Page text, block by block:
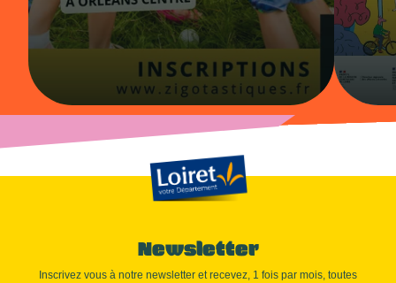
Newsletter
Inscrivez vous à notre newsletter et recevez, 1 fois par mois, toutes